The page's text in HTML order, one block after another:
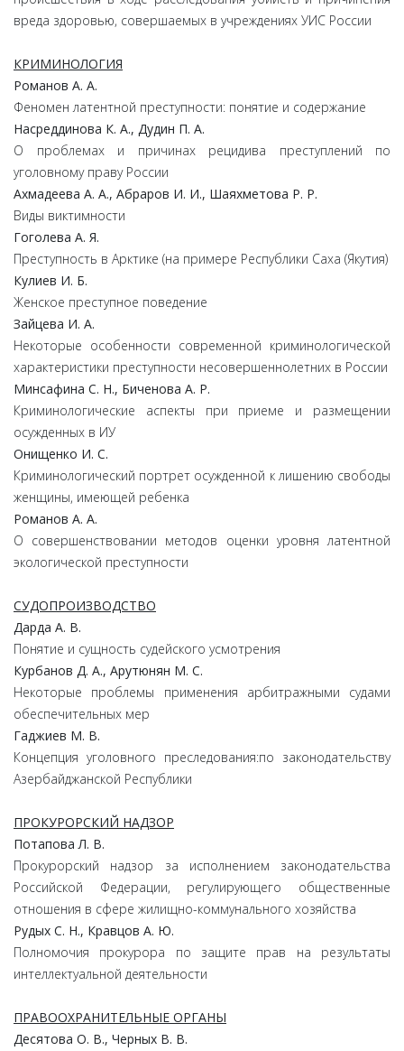
вреда здоровью, совершаемых в учреждениях УИС России
КРИМИНОЛОГИЯ
Романов А. А.
Феномен латентной преступности: понятие и содержание
Насреддинова К. А., Дудин П. А.
О проблемах и причинах рецидива преступлений по
уголовному праву России
Ахмадеева А. А., Абраров И. И., Шаяхметова Р. Р.
Виды виктимности
Гоголева А. Я.
Преступность в Арктике (на примере Республики Саха (Якутия)
Кулиев И. Б.
Женское преступное поведение
Зайцева И. А.
Некоторые особенности современной криминологической
характеристики преступности несовершеннолетних в России
Минсафина С. Н., Биченова А. Р.
Криминологические аспекты при приеме и размещении
осужденных в ИУ
Онищенко И. С.
Криминологический портрет осужденной к лишению свободы
женщины, имеющей ребенка
Романов А. А.
О совершенствовании методов оценки уровня латентной
экологической преступности
СУДОПРОИЗВОДСТВО
Дарда А. В.
Понятие и сущность судейского усмотрения
Курбанов Д. А., Арутюнян М. С.
Некоторые проблемы применения арбитражными судами
обеспечительных мер
Гаджиев М. В.
Концепция уголовного преследования:по законодательству
Азербайджанской Республики
ПРОКУРОРСКИЙ НАДЗОР
Потапова Л. В.
Прокурорский надзор за исполнением законодательства
Российской Федерации, регулирующего общественные
отношения в сфере жилищно-коммунального хозяйства
Рудых С. Н., Кравцов А. Ю.
Полномочия прокурора по защите прав на результаты
интеллектуальной деятельности
ПРАВООХРАНИТЕЛЬНЫЕ ОРГАНЫ
Десятова О. В., Черных В. В.